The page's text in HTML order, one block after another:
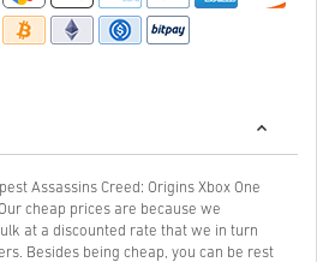
Assassins Creed: Origins Xbox One
cheap prices are because we
at a discounted rate that we in turn
Besides being cheap, you can be rest